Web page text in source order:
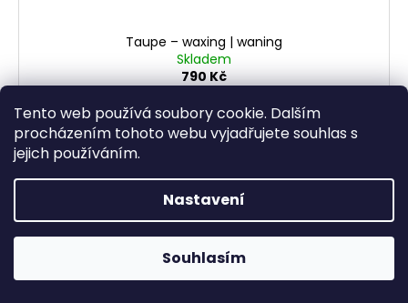
Tento web používá soubory cookie. Dalším
procházením tohoto webu vyjadřujete souhlas s
jejich používáním.
Nastavení
Souhlasím
Otevřeno Út - Pá 13:00 - 19:00, So - 10:00 - 16:00 Lužická
Taupe – waxing | waning
Skladem
790 Kč
DETAIL